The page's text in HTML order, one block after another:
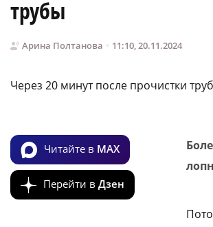
трубы
Арина Полтанова 11:10, 20.11.2024
Через 20 минут после прочистки
Читайте в MAX
Перейти в Дзен